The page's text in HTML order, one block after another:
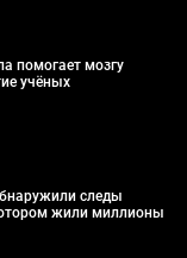
помогает мозгу
учёных
следы
жили миллионы